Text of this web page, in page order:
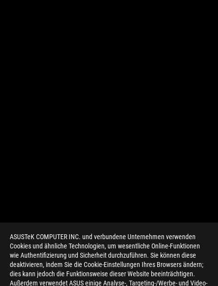
ASUSTeK COMPUTER INC. und verbundene Unternehmen verwenden
Cookies und ähnliche Technologien, um wesentliche Online-Funktionen
wie Authentifizierung und Sicherheit durchzuführen. Sie können diese
deaktivieren, indem Sie die Cookie-Einstellungen Ihres Browsers ändern;
dies kann jedoch die Funktionsweise dieser Website beeinträchtigen.
Außerdem verwendet ASUS einige Analyse-, Targeting-/Werbe- und Video-